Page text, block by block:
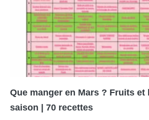
Que manger en Mars ? Fruits et
saison | 70 recettes